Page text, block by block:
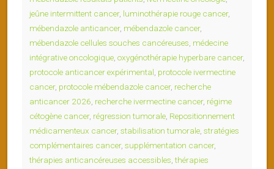
jeûne intermittent cancer, luminothérapie rouge cancer,
mébendazole anticancer, mébendazole cancer,
mébendazole cellules souches cancéreuses médecine
intégrative oncologique oxygénothérapie hyperbare cancer,
protocole anticancer expérimental protocole ivermectine
cancer, protocole mébendazole cancer, recherche
anticancer 2026 recherche ivermectine cancer, régime
cétogène cancer, régression tumorale Repositionnement
médicamenteux cancer, stabilisation tumorale stratégies
complémentaires cancer, supplémentation cancer,
thérapies anticancéreuses accessibles ,thérapies